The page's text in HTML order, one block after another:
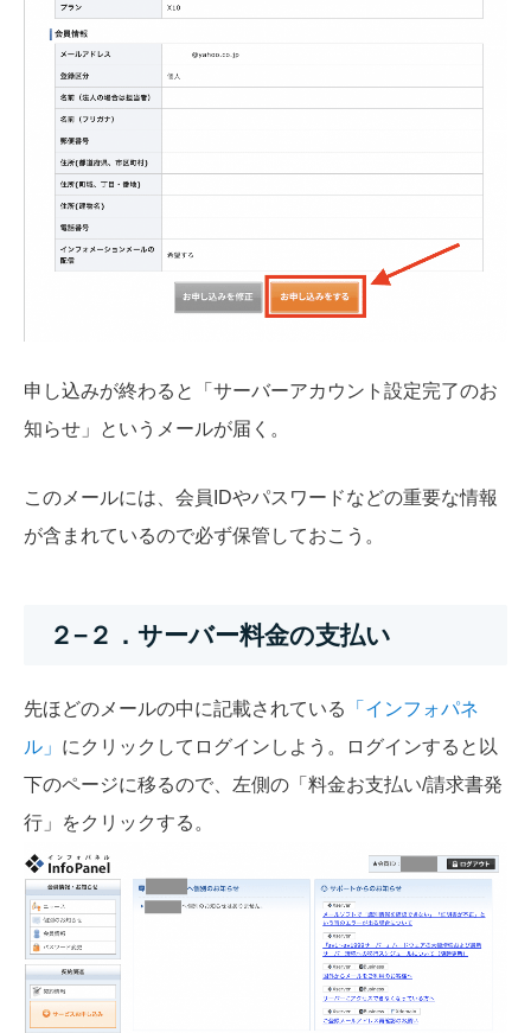
申し込みが終わると「サーバーアカウント設定完了のお
知らせ」というメールが届く。
このメールには、会員IDやパスワードなどの重要な情報
が含まれているので必ず保管しておこう。
２−２．サーバー料金の支払い
先ほどのメールの中に記載されている
「インフォパネ
ル」 にクリックしてログインしよう。ログインすると以
下のページに移るので、左側の「料金お支払い/請求書発
行」をクリックする。